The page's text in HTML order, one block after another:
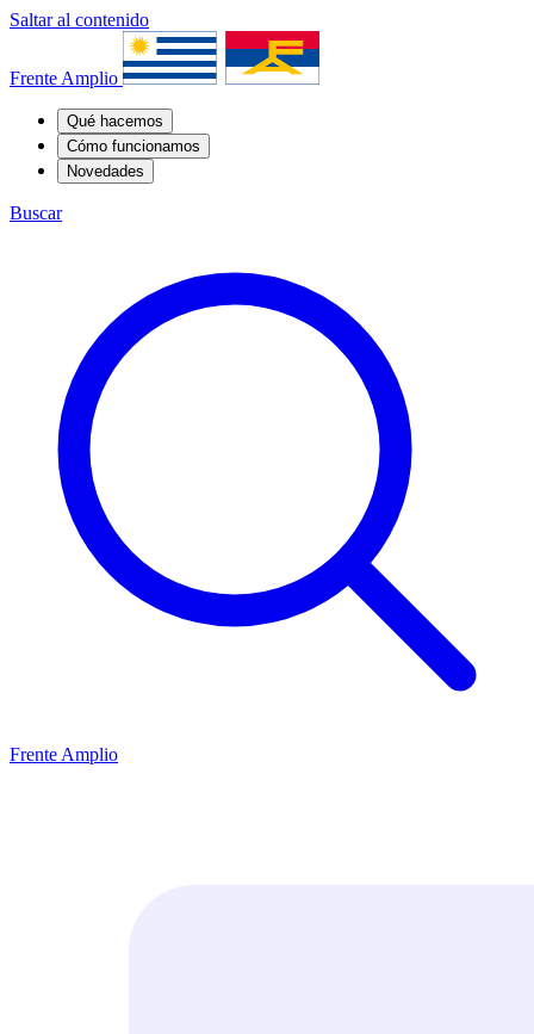
Saltar al contenido
Frente Amplio
Qué hacemos
Cómo funcionamos
Novedades
Buscar
Frente Amplio